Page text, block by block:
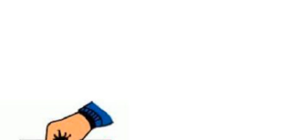
melalui proses seterusnya di peringkat Persekutuan
kawasan baharu yang tular kerana belum melihat